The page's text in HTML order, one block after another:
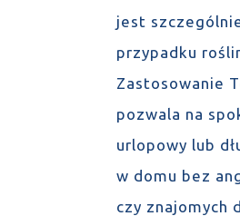
jest
przypadku
Zastosowanie
pozwala na
urlopowy lub
w domu bez
czy znajomych